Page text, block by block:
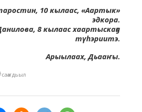
10 кылаас, «Аартык»
эдкора.
8 кылаас хаартыскаҕа
түһэриитэ.
Арыылаах, Дьааҥы.
саҥа дьыл